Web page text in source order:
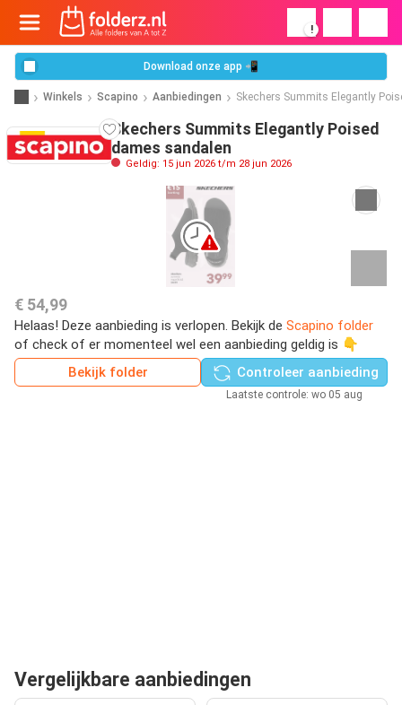
!
Download onze app 📲
Winkels Scapino Aanbiedingen Skechers Summits Elegantly
Skechers Summits Elegantly Poised
dames sandalen
Geldig: 15 jun 2026 t/m 28 jun 2026
€ 54,99
Helaas! Deze aanbieding is verlopen. Bekijk de Scapino folder
of check of er momenteel wel een aanbieding geldig is 👇
Bekijk folder
Controleer aanbieding
Laatste controle: wo 05 aug
Vergelijkbare aanbiedingen